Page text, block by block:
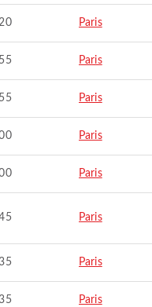
Paris
Paris
Paris
Paris
Paris
Paris
Paris
Paris